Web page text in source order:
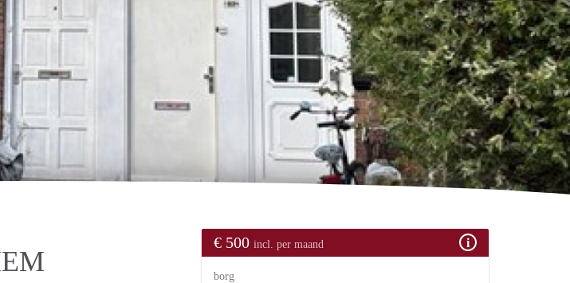
€ 500 incl. per maand
borg